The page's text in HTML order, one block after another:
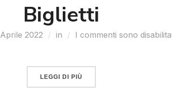
Biglietti
2022 in I commenti sono
LEGGI DI PIÙ